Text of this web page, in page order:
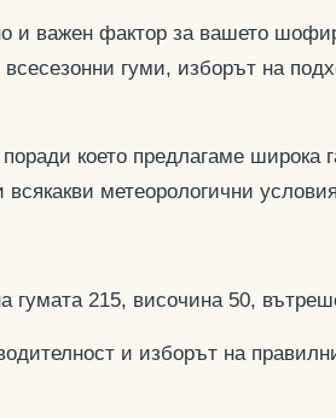
и важен фактор за вашето
гуми, изборът на
което предлагаме широка
метеорологични
гумата 215, височина 50,
и изборът на